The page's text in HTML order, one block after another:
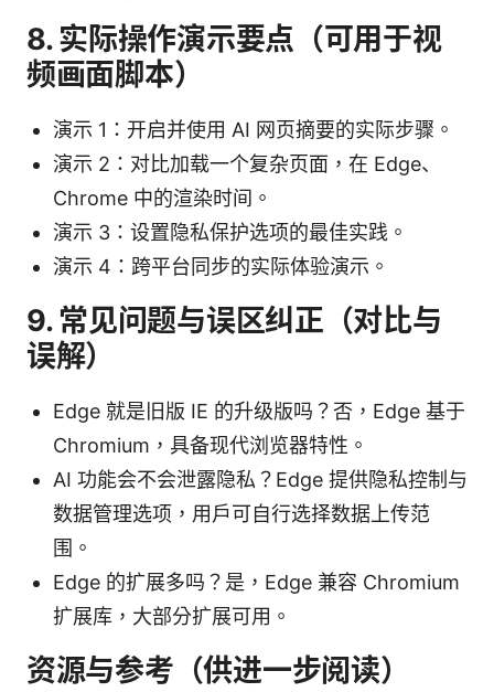
8. 实际操作演示要点（可用于视
频画面脚本）
演示 1：开启并使用 AI 网页摘要的实际步骤。
演示 2：对比加载一个复杂页面，在 Edge、
Chrome 中的渲染时间。
演示 3：设置隐私保护选项的最佳实践。
演示 4：跨平台同步的实际体验演示。
9. 常见问题与误区纠正（对比与
误解）
Edge 就是旧版 IE 的升级版吗？否，Edge 基于
Chromium，具备现代浏览器特性。
AI 功能会不会泄露隐私？Edge 提供隐私控制与
数据管理选项，用户可自行选择数据上传范
围。
Edge 的扩展多吗？是，Edge 兼容 Chromium
扩展库，大部分扩展可用。
资源与参考（供进一步阅读）